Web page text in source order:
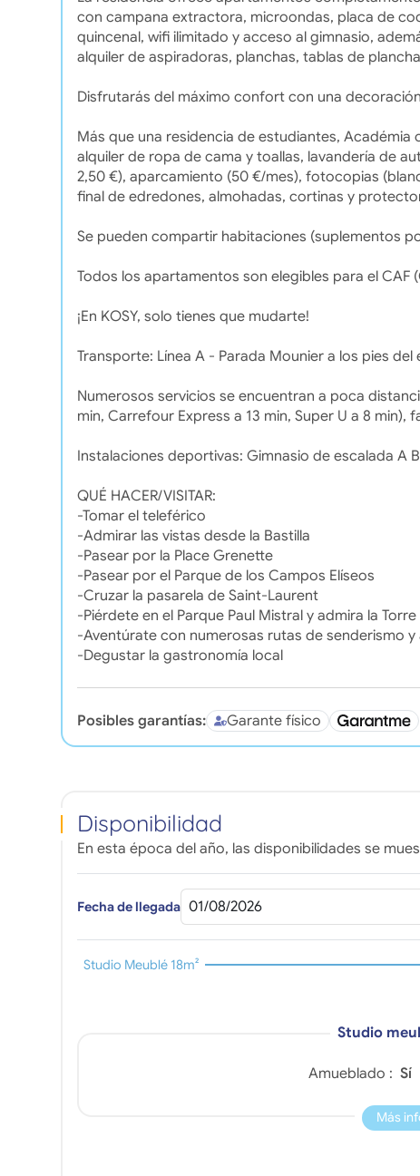
con campana extractora, microondas, placa de
quincenal, wifi ilimitado y acceso al gimnasio,
alquiler de aspiradoras, planchas, tablas de
Disfrutarás del máximo confort con una
Más que una residencia de estudiantes,
alquiler de ropa de cama y toallas, lavandería de
2,50 €), aparcamiento (50 €/mes), fotocopias
final de edredones, almohadas, cortinas y
Se pueden compartir habitaciones (suplementos
Todos los apartamentos son elegibles para el CAF
¡En KOSY, solo tienes que mudarte!
Transporte: Línea A - Parada Mounier a los pies del
Numerosos servicios se encuentran a poca
min, Carrefour Express a 13 min, Super U a 8
Instalaciones deportivas: Gimnasio de escalada A
QUÉ HACER/VISITAR:
-Tomar el teleférico
-Admirar las vistas desde la Bastilla
-Pasear por la Place Grenette
-Pasear por el Parque de los Campos Elíseos
-Cruzar la pasarela de Saint-Laurent
-Piérdete en el Parque Paul Mistral y admira la
-Aventúrate con numerosas rutas de senderismo
-Degustar la gastronomía local
Posibles garantías: Garante físico
Disponibilidad
En esta época del año, las disponibilidades se
Fecha de llegada
Studio Meublé 18m²
Studio
Amueblado : Sí
Más